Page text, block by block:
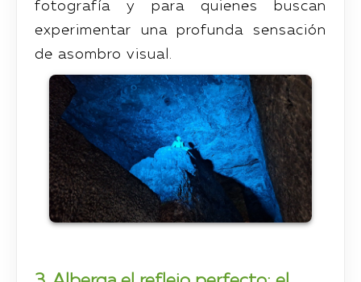
fotografía y para quienes buscan
experimentar una profunda sensación
de asombro visual.